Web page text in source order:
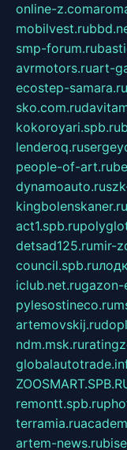
online-z.com
mobilvest.ru
smp-forum.ru
avrmotors.ruart-
ecostep-samara.ru
sko.com.ru
kokoroyari.spb.ru
lenderoq.ru
people-of-art.ru
dynamoauto.ru
kingbolenskaner.ru
act1.spb.ru
detsad125.rumir-
council.spb.ru
iclub.net.rugazon-
pylesostineco.ru
artemovskij.ru
ndm.msk.ru
remontt.spb.ru
terramia.ru
artem-news.ru